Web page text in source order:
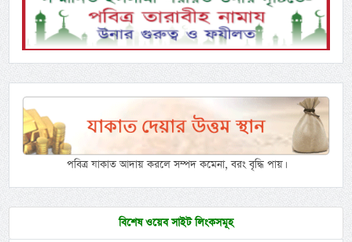
পবিত্র যাকাত আদায় করলে সম্পদ কমেনা, বরং বৃদ্ধি পায়।
বিশেষ ওয়েব সাইট লিংকসমূহ